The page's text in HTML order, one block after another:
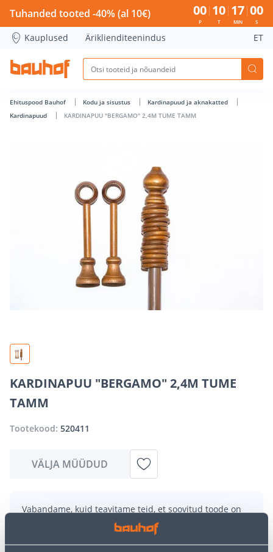
KARDINAPUU &quot;BERGAMO&quot; 2,4M TUME TAMM -
Tuhanded tooted -40% (al 10€) 00
P
10
T
17
MIN
00
S
Kauplused Äriklienditeenindus ET
Ehituspood Bauhof Kodu ja sisustus
Kardinapuud ja aknakatted
Kardinapuud
KARDINAPUU "BERGAMO" 2,4M TUME TAMM
KARDINAPUU "BERGAMO" 2,4M TUME
TAMM
Tootekood: 520411
VÄLJA MÜÜDUD
Vabandame, kuid teavitame teid, et soovitud toode on
hetkel suure nõudluse tõttu ajutiselt otsas. Siiski
pakume suurepäraseid alternatiive samast
tootekategooriast, mis võivad teile sama palju rõõmu